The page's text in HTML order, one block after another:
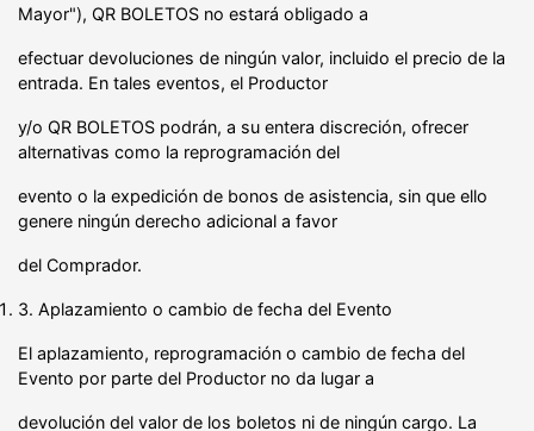
Mayor"), QR BOLETOS no estará obligado a
efectuar devoluciones de ningún valor, incluido el precio de la
entrada. En tales eventos, el Productor
y/o QR BOLETOS podrán, a su entera discreción, ofrecer
alternativas como la reprogramación del
evento o la expedición de bonos de asistencia, sin que ello
genere ningún derecho adicional a favor
del Comprador.
3. Aplazamiento o cambio de fecha del Evento
El aplazamiento, reprogramación o cambio de fecha del
Evento por parte del Productor no da lugar a
devolución del valor de los boletos ni de ningún cargo. La